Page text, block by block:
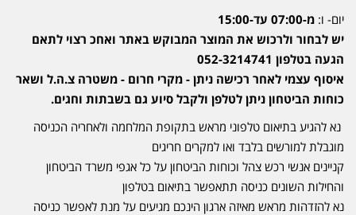
יום- ו: מ-07:00 עד-15:00
יש לבחור ולרכוש את המוצר המבוקש באתר ואחכ רצוי לתאם
הגעה בטלפון 052-3214741
איסוף עצמי לאחר רכישה ניתן - מקרי חרום - משטרה צ.ה.ל ושאר
כוחות הביטחון ניתן לטלפן ולקבל סיוע גם בשבתות וחגים.
נא להגיע בתיאום טלפוני מראש בתקופת המלחמה ולאחריה הכניסה
מוגבלת למורשים בלבד ואו למקרים חריגים
קניינים אנשי רכש צהל וכוחות הביטחון על כל אגפי משרד הביטחון
והחילות השונים כניסה תתאפשר בתיאום בטלפון
נא להזדהות מראש מאיזה ארגון הינכם מגיעים על מנת לאפשר כניסה